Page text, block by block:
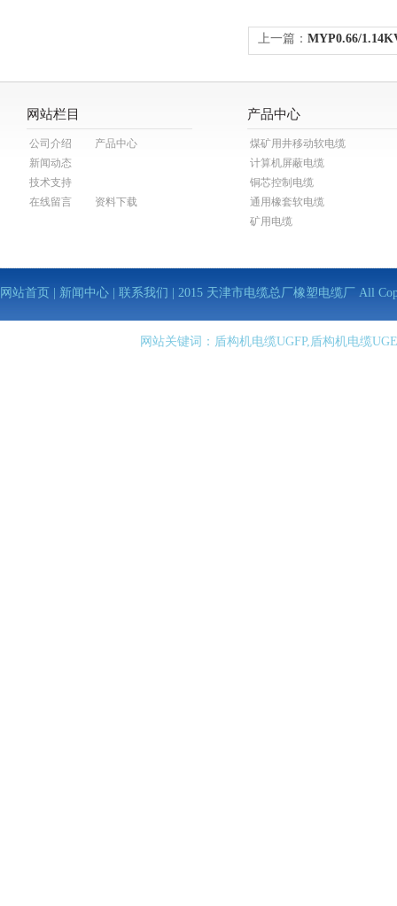
上一篇： MYP0.66/
网站栏目
公司介绍
产品中心
新闻动态
技术支持
在线留言
资料下载
产品中心
煤矿用井移动软电缆
计算机屏蔽电缆
铜芯控制电缆
通用橡套软电缆
矿用电缆
网站首页 新闻中心 联系我们 | 2015 天津市电缆总厂橡塑电缆厂 All
网站关键词：盾构机电缆UGFP,盾构机电缆